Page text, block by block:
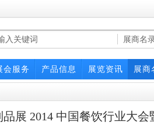
会服务 产品信息 展览资讯 展商
展 2014 中国餐饮行业大会